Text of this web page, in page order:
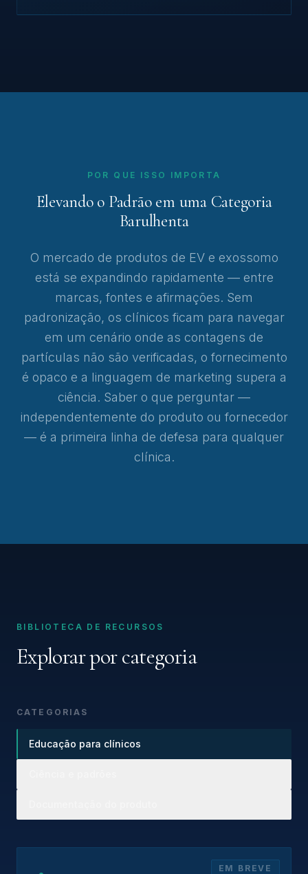
POR QUE ISSO IMPORTA
Elevando o Padrão em uma Categoria
Barulhenta
O mercado de produtos de EV e exossomo
está se expandindo rapidamente — entre
marcas, fontes e afirmações. Sem
padronização, os clínicos ficam para navegar
em um cenário onde as contagens de
partículas não são verificadas, o fornecimento
é opaco e a linguagem de marketing supera a
ciência. Saber o que perguntar —
independentemente do produto ou fornecedor
— é a primeira linha de defesa para qualquer
clínica.
BIBLIOTECA DE RECURSOS
Explorar por categoria
CATEGORIAS
Educação para clínicos
EM BREVE